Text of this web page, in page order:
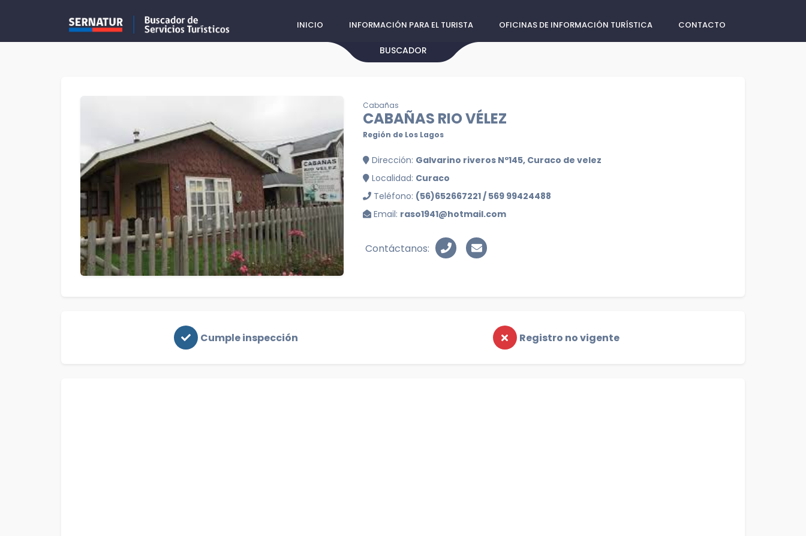
INICIO INFORMACIÓN PARA EL TURISTA OFICINAS DE INFORMACIÓN TURÍSTICA CONTACTO
BUSCADOR
Cabañas
CABAÑAS RIO VÉLEZ
Región de Los Lagos
Dirección: Galvarino riveros Nº145, Curaco de velez
Localidad: Curaco
Teléfono: (56)652667221 / 569 99424488
Email: raso1941@hotmail.com
Contáctanos:
Cumple inspección Registro no vigente